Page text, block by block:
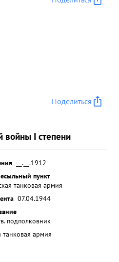
Поделиться
войны I степени
__.__.1912
пункт
танковая армия
07.04.1944
подполковник
танковая армия